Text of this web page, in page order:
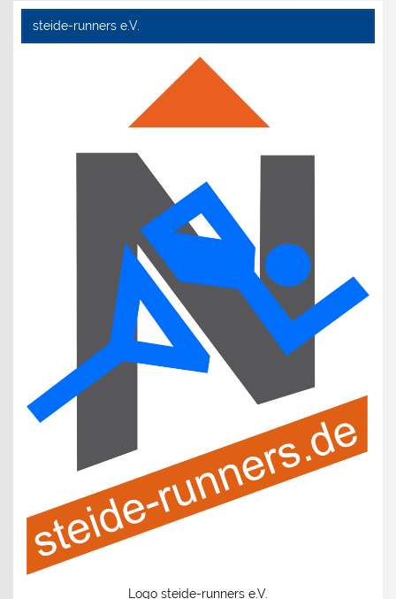
steide-runners e.V.
Logo steide-runners e.V.